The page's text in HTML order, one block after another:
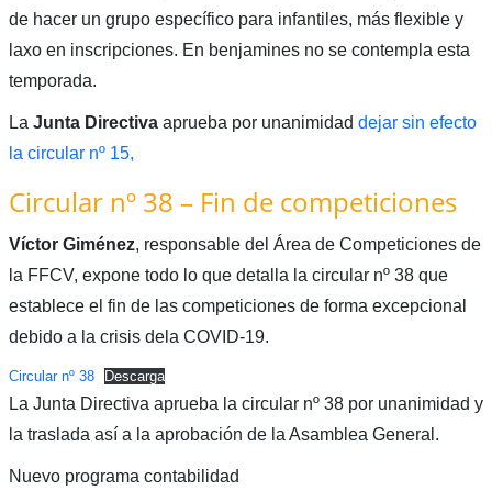
de hacer un grupo específico para infantiles, más flexible y
laxo en inscripciones. En benjamines no se contempla esta
temporada.
La Junta Directiva aprueba por unanimidad dejar sin efecto
la circular nº 15,
Circular nº 38 – Fin de competiciones
Víctor Giménez, responsable del Área de Competiciones de
la FFCV, expone todo lo que detalla la circular nº 38 que
establece el fin de las competiciones de forma excepcional
debido a la crisis dela COVID-19.
Circular nº 38 Descarga
La Junta Directiva aprueba la circular nº 38 por unanimidad y
la traslada así a la aprobación de la Asamblea General.
Nuevo programa contabilidad